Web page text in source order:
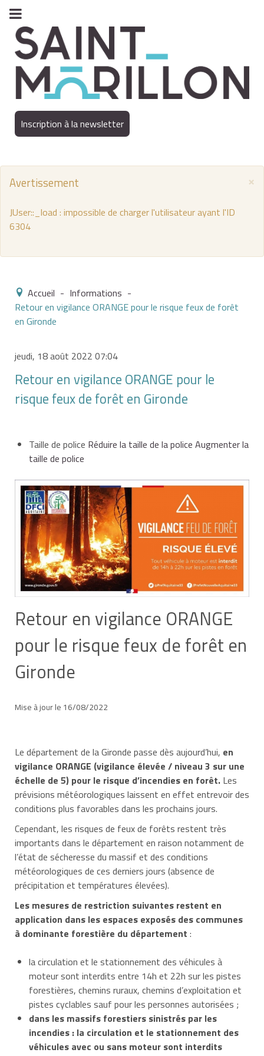
Inscription à la newsletter
×
Avertissement
JUser::_load : impossible de charger l'utilisateur ayant l'ID
6304
Accueil - Informations -
Retour en vigilance ORANGE pour le risque feux de forêt
en Gironde
jeudi, 18 août 2022 07:04
Retour en vigilance ORANGE pour le
risque feux de forêt en Gironde
Taille de police Réduire la taille de la police Augmenter la
taille de police
Retour en vigilance ORANGE
pour le risque feux de forêt en
Gironde
Mise à jour le 16/08/2022
Le département de la Gironde passe dès aujourd’hui, en
vigilance ORANGE (vigilance élevée / niveau 3 sur une
échelle de 5) pour le risque d’incendies en forêt. Les
prévisions météorologiques laissent en effet entrevoir des
conditions plus favorables dans les prochains jours.
Cependant, les risques de feux de forêts restent très
importants dans le département en raison notamment de
l’état de sécheresse du massif et des conditions
météorologiques de ces derniers jours (absence de
précipitation et températures élevées).
Les mesures de restriction suivantes restent en
application dans les espaces exposés des communes
à dominante forestière du département :
la circulation et le stationnement des véhicules à
moteur sont interdits entre 14h et 22h sur les pistes
forestières, chemins ruraux, chemins d’exploitation et
pistes cyclables sauf pour les personnes autorisées ;
dans les massifs forestiers sinistrés par les
incendies : la circulation et le stationnement des
véhicules avec ou sans moteur sont interdits